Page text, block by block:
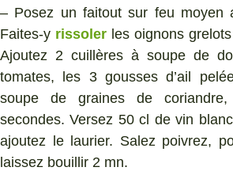
– Posez un faitout sur feu moyen
Faites-y rissolerles oignons
Ajoutez 2 cuillères à soupe de
tomates, les 3 gousses d’ail
soupe de graines de
secondes. Versez 50 cl de vin
ajoutez le laurier. Salez poivrez,
laissez bouillir 2 mn.